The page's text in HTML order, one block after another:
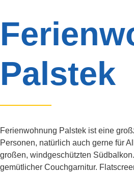
Palstek
Ferienwohnung Palstek ist eine
Personen, natürlich auch gerne für
großen, windgeschützten
gemütlicher Couchgarnitur.